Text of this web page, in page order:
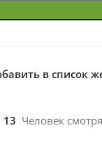
в список
13 Человек